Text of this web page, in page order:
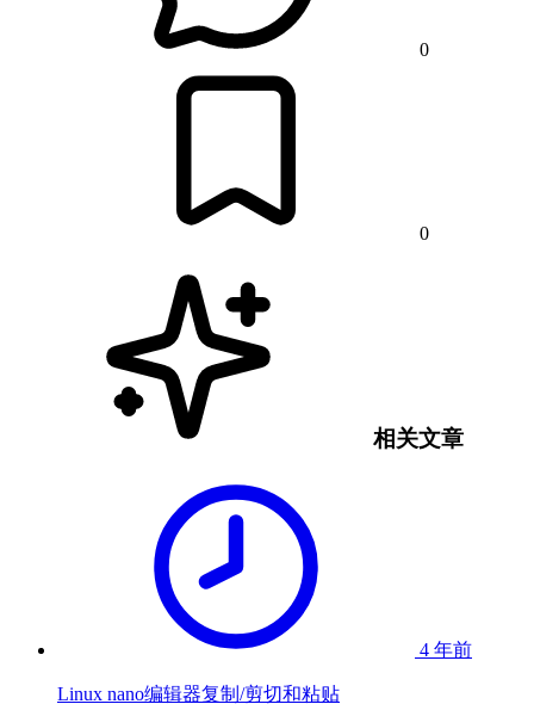
0
0
相关文章
4 年前
Linux nano编辑器复制/剪切和粘贴